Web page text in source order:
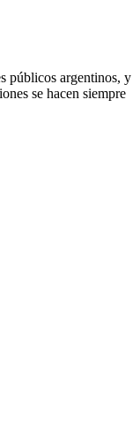
públicos argentinos, y
se hacen siempre